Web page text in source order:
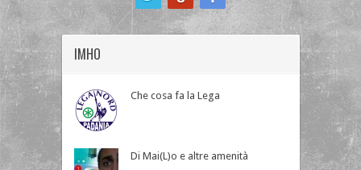
IMHO
Che cosa fa la Lega
Di Mai(L)o e altre amenità